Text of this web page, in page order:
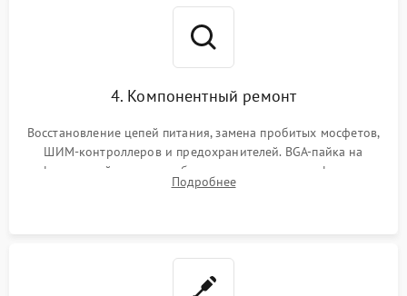
4. Компонентный ремонт
Восстановление цепей питания, замена пробитых мосфетов,
ШИМ-контроллеров и предохранителей. BGA-пайка на
инфракрасной станции реболлинг или замена графического
чипа и дефектной памяти GDDR. Прошивка BIOS
Подробнее